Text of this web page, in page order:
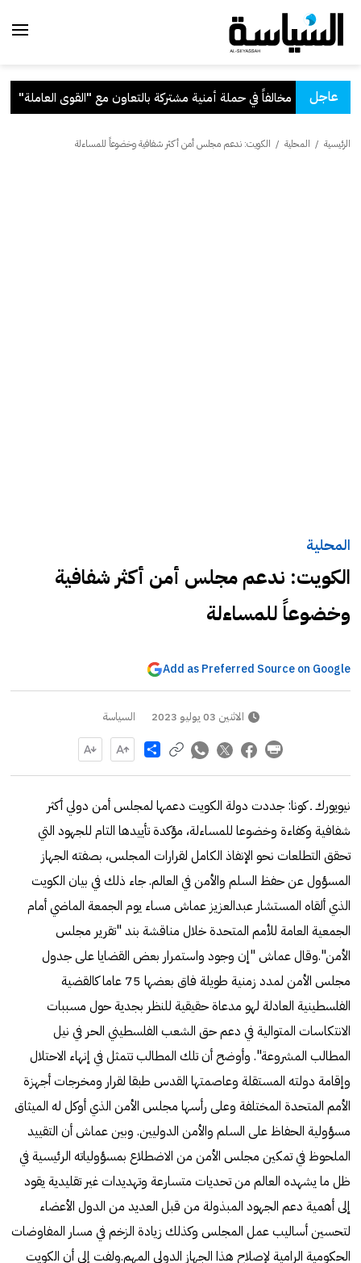
عاجلبالتعاون مع "القوى العاملة"
الرئيسية / المحلية / الكويت: ندعم مجلس أمن أكثر شفافية وخضوعاً للمساءلة
المحلية
الكويت: ندعم مجلس أمن أكثر شفافية
وخضوعاً للمساءلة
Add as Preferred Source on Google
الاثنين 03 يوليو 2023 السياسة
Share
نيويورك ـ كونا: جددت دولة الكويت دعمها لمجلس أمن دولي أكثر
شفافية وكفاءة وخضوعا للمساءلة، مؤكدة تأييدها التام للجهود التي
تحقق التطلعات نحو الإنفاذ الكامل لقرارات المجلس، بصفته الجهاز
المسؤول عن حفظ السلم والأمن في العالم. جاء ذلك في بيان الكويت
الذي ألقاه المستشار عبدالعزيز عماش مساء يوم الجمعة الماضي أمام
الجمعية العامة للأمم المتحدة خلال مناقشة بند "تقرير مجلس
الأمن".وقال عماش "إن وجود واستمرار بعض القضايا على جدول
مجلس الأمن لمدد زمنية طويلة فاق بعضها 75 عاما كالقضية
الفلسطينية العادلة لهو مدعاة حقيقية للنظر بجدية حول مسببات
الانتكاسات المتوالية في دعم حق الشعب الفلسطيني الحر في نيل
المطالب المشروعة". وأوضح أن تلك المطالب تتمثل في إنهاء الاحتلال
وإقامة دولته المستقلة وعاصمتها القدس طبقا لقرار ومخرجات أجهزة
الأمم المتحدة المختلفة وعلى رأسها مجلس الأمن الذي أوكل له الميثاق
مسؤولية الحفاظ على السلم والأمن الدوليين. وبين عماش أن التقييد
الملحوظ في تمكين مجلس الأمن من الاضطلاع بمسؤولياته الرئيسية في
ظل ما يشهده العالم من تحديات متسارعة وتهديدات غير تقليدية يقود
إلى أهمية دعم الجهود المبذولة من قبل العديد من الدول الأعضاء
لتحسين أساليب عمل المجلس وكذلك زيادة الزخم في مسار المفاوضات
الحكومية الرامية لإصلاح هذا الجهاز الدولي المهم.ولفت إلى أن الكويت